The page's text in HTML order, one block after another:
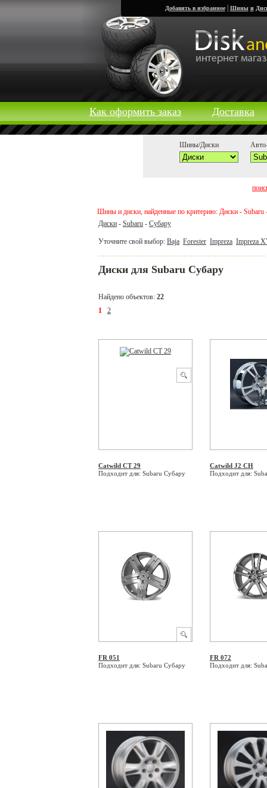
Добавить в избранное| Шины и
Как оформить заказ Доставка
Шины/Диски
Шины и диски, найденные по критерию: Диски - Subaru
Диски - Subaru - Субару
Уточните свой выбор: Baja Forester Impreza Impreza
Диски для Subaru Субару
Найдено объектов: 22
1
2
Catwild CT 29
Подходит для: Subaru Субару
Catwild J2 CH
Подходит для:
FR 051
Подходит для: Subaru Субару
FR 072
Подходит для: